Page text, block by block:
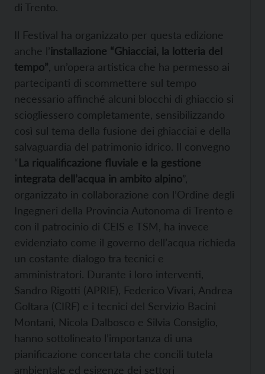
di Trento.
Il Festival ha organizzato per questa edizione
anche l’installazione “Ghiacciai, la lotteria del
tempo” , un’opera artistica che ha permesso ai
partecipanti di scommettere sul tempo
necessario affinché alcuni blocchi di ghiaccio si
sciogliessero completamente, sensibilizzando
così sul tema della fusione dei ghiacciai e della
salvaguardia del patrimonio idrico. Il convegno
“La riqualificazione fluviale e la gestione
integrata dell’acqua in ambito alpino”,
organizzato in collaborazione con l’Ordine degli
Ingegneri della Provincia Autonoma di Trento e
con il patrocinio di CEIS e TSM, ha invece
evidenziato come il governo dell’acqua richieda
un costante dialogo tra tecnici e
amministratori. Durante i loro interventi,
Sandro Rigotti (APRIE), Federico Vivari, Andrea
Goltara (CIRF) e i tecnici del Servizio Bacini
Montani, Nicola Dalbosco e Silvia Consiglio,
hanno sottolineato l’importanza di una
pianificazione concertata che concili tutela
ambientale ed esigenze dei settori